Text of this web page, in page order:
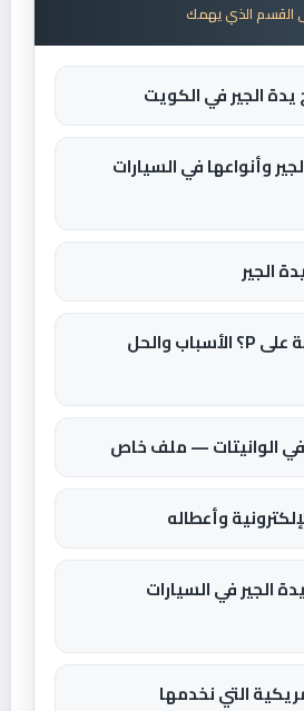
القسم الذي يهمك
الجير في الكويت
وأنواعها في السيارات
الجير
السيارة عالقة على P؟ الأسباب والحل
الوانيتات — ملف خاص
وأعطاله
الجير في السيارات
التي نخدمها